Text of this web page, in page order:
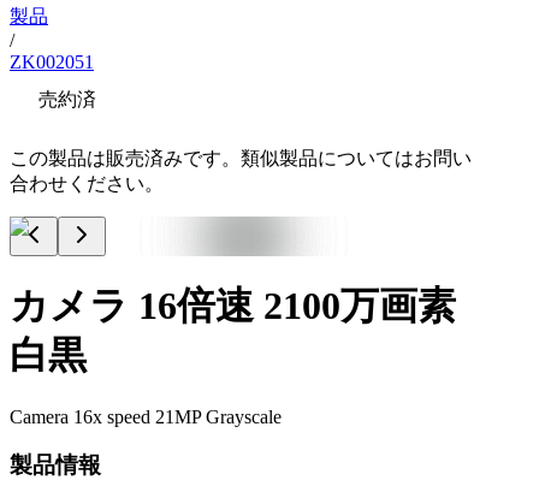
製品
/
ZK002051
売約済
この製品は販売済みです。類似製品についてはお問い
合わせください。
カメラ 16倍速 2100万画素
白黒
Camera 16x speed 21MP Grayscale
製品情報